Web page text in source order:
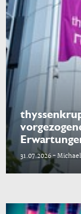
31.07.2026 -